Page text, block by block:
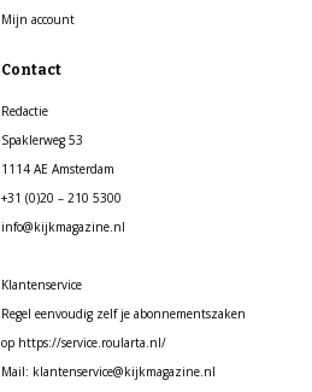
Mijn account
Contact
Redactie
Spaklerweg 53
1114 AE Amsterdam
+31 (0)20 – 210 5300
info@kijkmagazine.nl
Klantenservice
Regel eenvoudig zelf je abonnementszaken
op https://service.roularta.nl/
Mail: klantenservice@kijkmagazine.nl